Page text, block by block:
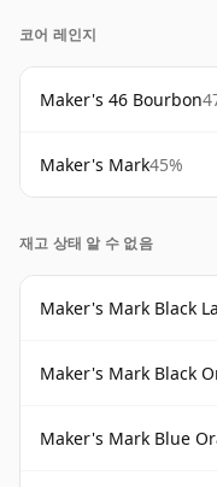
코어 레인지
Maker's 46 Bourbon
Maker's Mark45%
재고 상태 알 수 없음
Maker's Mark Black
Maker's Mark Black
Maker's Mark Blue